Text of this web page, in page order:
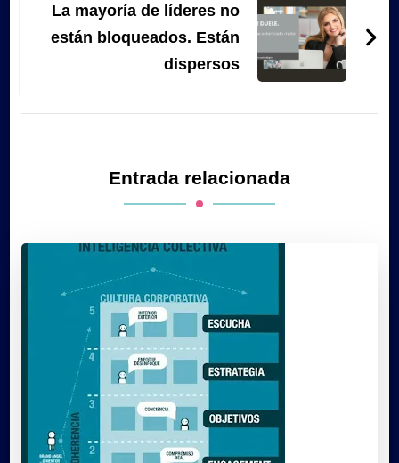
La mayoría de líderes no
están bloqueados. Están
dispersos
Entrada relacionada